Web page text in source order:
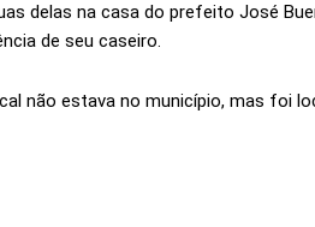
delas na casa do prefeito José
de seu caseiro.
não estava no município, mas foi